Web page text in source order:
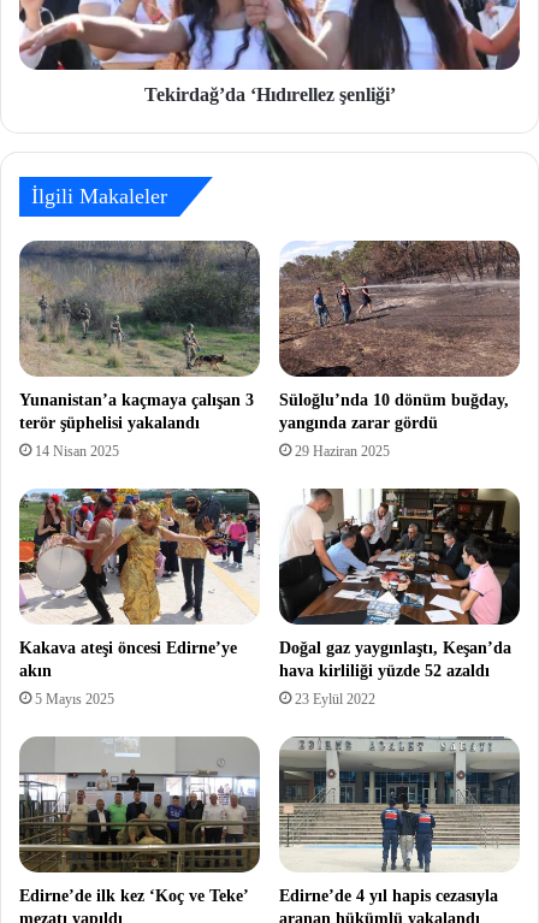
Tekirdağ’da ‘Hıdırellez şenliği’
İlgili Makaleler
Yunanistan’a kaçmaya çalışan 3
terör şüphelisi yakalandı
14 Nisan 2025
Süloğlu’nda 10 dönüm buğday,
yangında zarar gördü
29 Haziran 2025
Kakava ateşi öncesi Edirne’ye
akın
5 Mayıs 2025
Doğal gaz yaygınlaştı, Keşan’da
hava kirliliği yüzde 52 azaldı
23 Eylül 2022
Edirne’de ilk kez ‘Koç ve Teke’
mezatı yapıldı
Edirne’de 4 yıl hapis cezasıyla
aranan hükümlü yakalandı